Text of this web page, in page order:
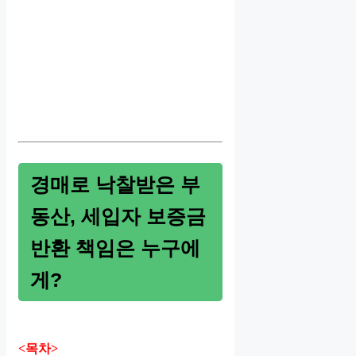
경매로 낙찰받은 부
동산, 세입자 보증금
반환 책임은 누구에
게?
<목차>